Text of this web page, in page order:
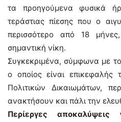
τα προηγούμενα φυσικά
τεράστιας πίεσης που ο
περισσότερο από 18
σημαντική νίκη.
Συγκεκριμένα, σύμφωνα με
ο οποίος είναι επικεφαλής
Πολιτικών Δικαιωμάτων,
ανακτήσουν και πάλι την
Περίεργες